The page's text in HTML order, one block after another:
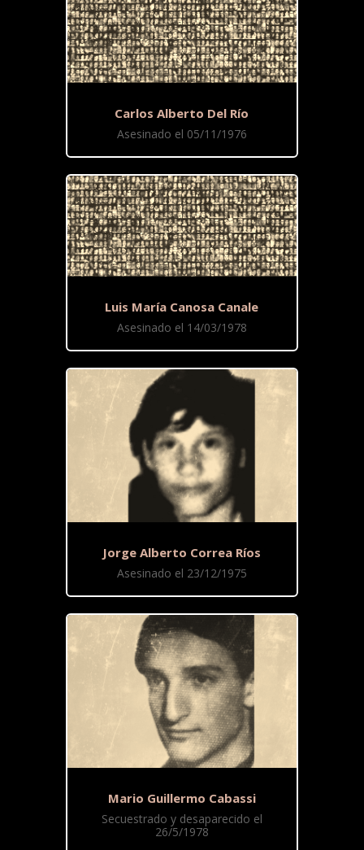
Carlos Alberto Del Río
Asesinado el 05/11/1976
Luis María Canosa Canale
Asesinado el 14/03/1978
Jorge Alberto Correa Ríos
Asesinado el 23/12/1975
Mario Guillermo Cabassi
Secuestrado y desaparecido el
26/5/1978